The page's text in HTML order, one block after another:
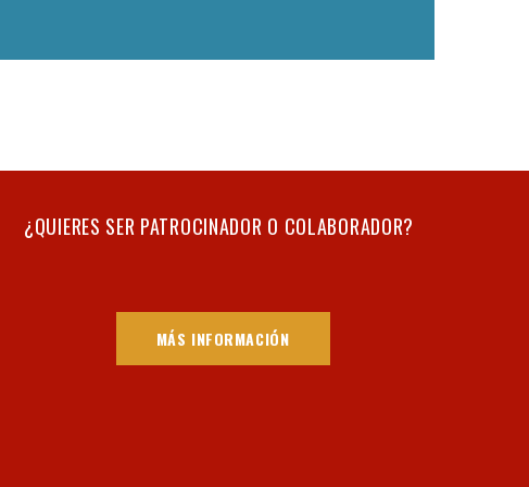
¿QUIERES SER PATROCINADOR O COLABORADOR?
MÁS INFORMACIÓN